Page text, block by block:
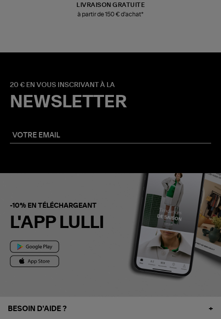
LIVRAISON GRATUITE
à partir de 150 € d'achat*
20 € EN VOUS INSCRIVANT À LA
NEWSLETTER
-10% EN TÉLÉCHARGEANT
L'APP LULLI
BESOIN D'AIDE ?